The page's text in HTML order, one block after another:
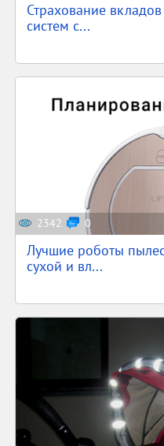
Страхование
систем с...
2342 0
Лучшие роботы
сухой и вл...